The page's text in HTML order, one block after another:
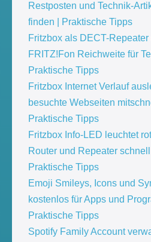
Restposten und Technik-
finden | Praktische Tipps
Fritzbox als DECT-
FRITZ!Fon Reichweite für
Praktische Tipps
Fritzbox Internet Verlauf
besuchte Webseiten
Praktische Tipps
Fritzbox Info-LED leuchtet
Router und Repeater schnell
Praktische Tipps
Emoji Smileys, Icons und
kostenlos für Apps und
Praktische Tipps
Spotify Family Account